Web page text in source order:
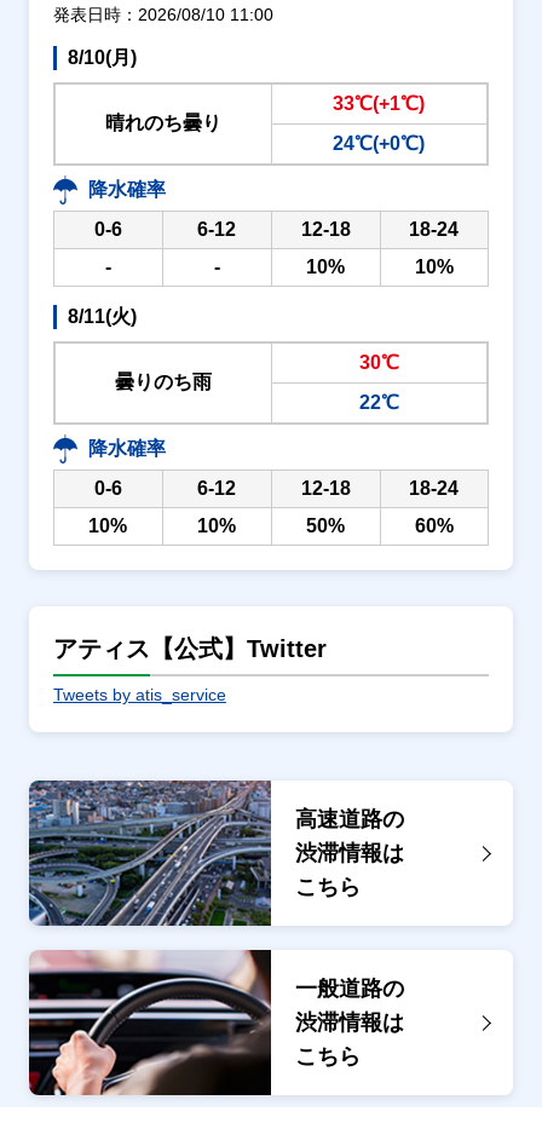
発表日時：2026/08/10 11:00
8/10(月)
晴れのち曇り
33℃(+1℃)
24℃(+0℃)
降水確率
0-6
6-12 12-18
18-24
-
- 10% 10%
8/11(火)
曇りのち雨
30℃
22℃
降水確率
0-6
6-12 12-18
18-24
10%
10% 50% 60%
アティス【公式】Twitter
Tweets by atis_service
高速道路の
渋滞情報は
こちら
一般道路の
渋滞情報は
こちら